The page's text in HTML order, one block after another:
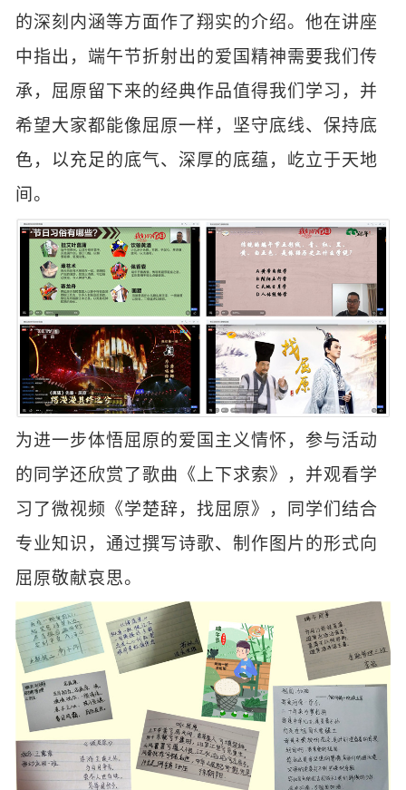
的深刻内涵等方面作了翔实的介绍。他在讲座
中指出，端午节折射出的爱国精神需要我们传
承，屈原留下来的经典作品值得我们学习，并
希望大家都能像屈原一样，坚守底线、保持底
色，以充足的底气、深厚的底蕴，屹立于天地
间。
为进一步体悟屈原的爱国主义情怀，参与活动
的同学还欣赏了歌曲《上下求索》，并观看学
习了微视频《学楚辞，找屈原》，同学们结合
专业知识，通过撰写诗歌、制作图片的形式向
屈原敬献哀思。